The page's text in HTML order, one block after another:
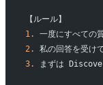
【ルール】
1.
一度にすべての
2.
私の回答を受け
3.
まずは